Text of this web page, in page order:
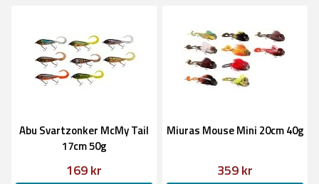
Abu Svartzonker McMy Tail
17cm 50g
169 kr
Miuras Mouse Mini 20cm 40g
359 kr